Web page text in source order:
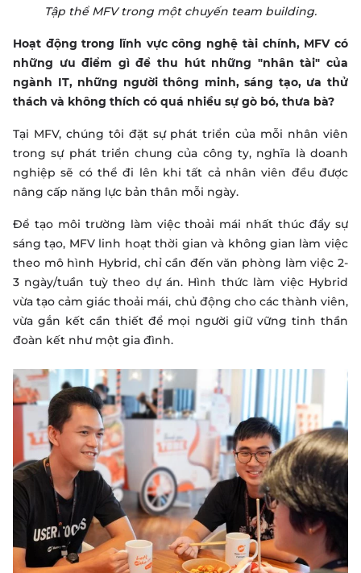
Tập thể MFV trong một chuyến team building.
Hoạt động trong lĩnh vực công nghệ tài chính, MFV có
những ưu điểm gì để thu hút những "nhân tài" của
ngành IT, những người thông minh, sáng tạo, ưa thử
thách và không thích có quá nhiều sự gò bó, thưa bà?
Tại MFV, chúng tôi đặt sự phát triển của mỗi nhân viên
trong sự phát triển chung của công ty, nghĩa là doanh
nghiệp sẽ có thể đi lên khi tất cả nhân viên đều được
nâng cấp năng lực bản thân mỗi ngày.
Để tạo môi trường làm việc thoải mái nhất thúc đẩy sự
sáng tạo, MFV linh hoạt thời gian và không gian làm việc
theo mô hình Hybrid, chỉ cần đến văn phòng làm việc 2-
3 ngày/tuần tuỳ theo dự án. Hình thức làm việc Hybrid
vừa tạo cảm giác thoải mái, chủ động cho các thành viên,
vừa gắn kết cần thiết để mọi người giữ vững tinh thần
đoàn kết như một gia đình.